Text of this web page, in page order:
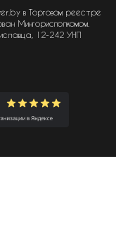
в Торговом реестре
Мингорисполкомом.
12-242 УНП